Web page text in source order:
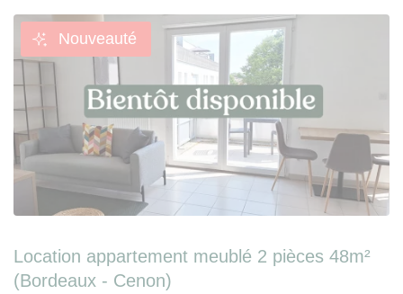
Nouveauté
Location appartement meublé 2 pièces 48m²
(Bordeaux - Cenon)